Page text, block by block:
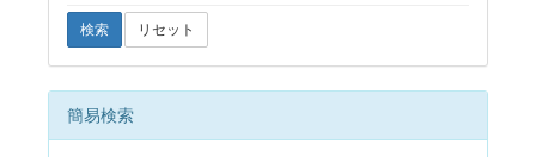
検索 リセット
簡易検索